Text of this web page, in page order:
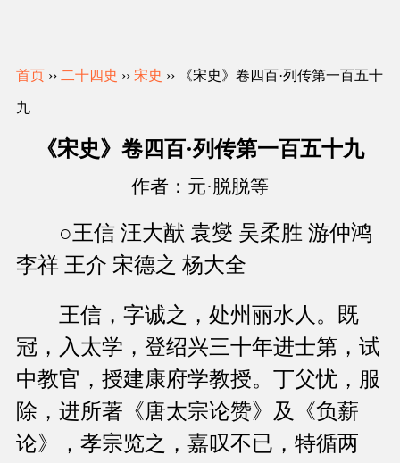
首页 ›› 二十四史 ›› 宋史 ›› 《宋史》卷四百·列传第一百五十
九
《宋史》卷四百·列传第一百五十九
作者：元·脱脱等
○王信 汪大猷 袁燮 吴柔胜 游仲鸿
李祥 王介 宋德之 杨大全
王信，字诚之，处州丽水人。既
冠，入太学，登绍兴三十年进士第，试
中教官，授建康府学教授。丁父忧，服
除，进所著《唐太宗论赞》及《负薪
论》，孝宗览之，嘉叹不已，特循两